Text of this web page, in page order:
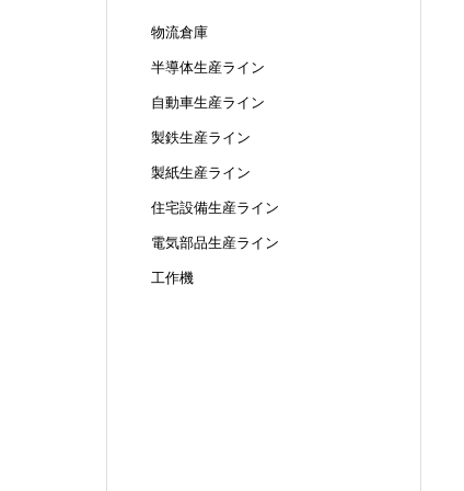
物流倉庫
半導体生産ライン
自動車生産ライン
製鉄生産ライン
製紙生産ライン
住宅設備生産ライン
電気部品生産ライン
工作機